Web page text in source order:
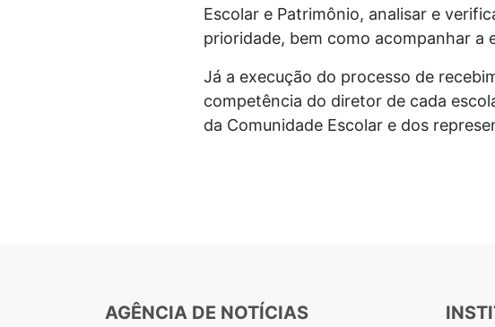
Escolar e Patrimônio, analisar e
prioridade, bem como acompanhar a
Já a execução do processo de
competência do diretor de cada
da Comunidade Escolar e dos
AGÊNCIA DE NOTÍCIAS